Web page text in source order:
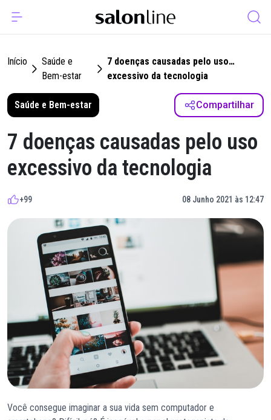
Início
Saúde e
Bem-estar
7 doenças causadas pelo uso
excessivo da tecnologia
Saúde e Bem-estar Compartilhar
7 doenças causadas pelo uso
excessivo da tecnologia
+99 08 Junho 2021 às 12:47
Você consegue imaginar a sua vida sem computador e